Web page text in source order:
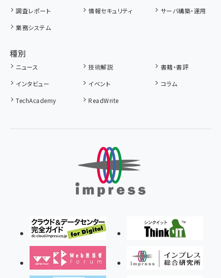
調査レポート
情報セキュリティ
サーバ構築・運用
業務システム
種別
ニュース 技術解説
書籍・書評
インタビュー
イベント
コラム
TechAcademy
ReadWrite